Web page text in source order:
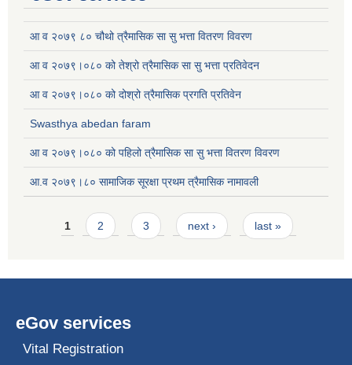
आ व २०७९ ८० चौथो त्रैमासिक सा सु भत्ता वितरण विवरण
आ व २०७९।०८० को तेश्रो त्रैमासिक सा सु भत्ता प्रतिवेदन
आ व २०७९।०८० को दोश्रो त्रैमासिक प्रगति प्रतिवेन
Swasthya abedan faram
आ व २०७९।०८० को पहिलो त्रैमासिक सा सु भत्ता वितरण विवरण
आ.व २०७९।८० सामाजिक सूरक्षा प्रथम त्रैमासिक नामावली
Pages
1 2 3 next › last »
eGov services
Vital Registration